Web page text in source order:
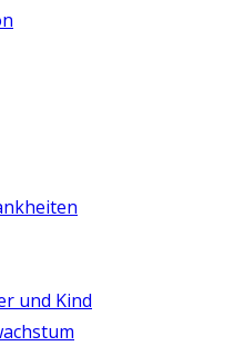
und Kind